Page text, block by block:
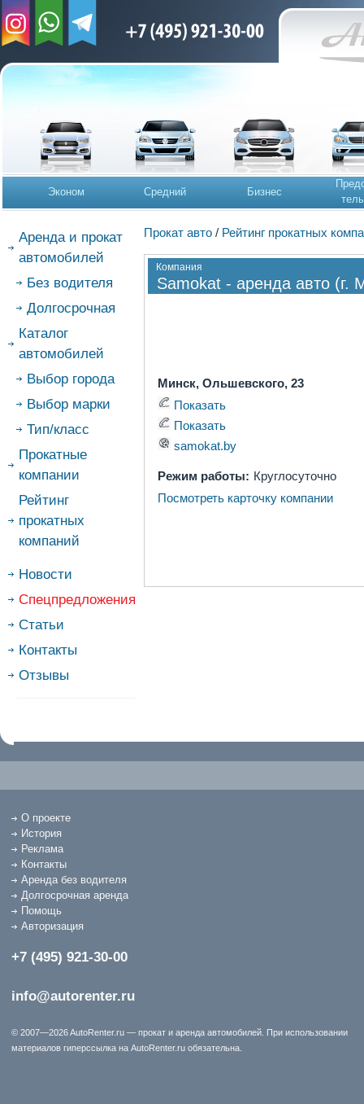
Эконом Средний Бизнес
Аренда и прокат
автомобилей
Без водителя
Долгосрочная
Каталог
автомобилей
Выбор города
Выбор марки
Тип/класс
Прокатные
компании
Рейтинг
прокатных
компаний
Новости
Спецпредложения
Статьи
Контакты
Отзывы
Прокат авто / Рейтинг прокатных
Компания
Samokat - аренда авто (г.
Минск, Ольшевского, 23
Показать
Показать
samokat.by
Режим работы: Круглосуточно
Посмотреть карточку компании
О проекте
История
Реклама
Контакты
Аренда без водителя
Долгосрочная аренда
Помощь
Авторизация
+7 (495) 921-30-00
info@autorenter.ru
© 2007—2026 AutoRenter.ru — прокат и аренда автомобилей. При использовании
материалов гиперссылка на AutoRenter.ru обязательна.